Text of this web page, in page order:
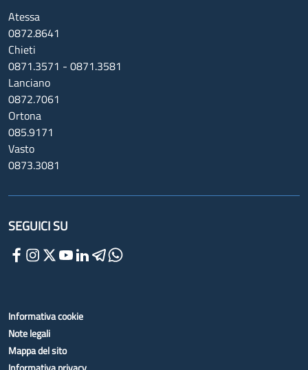
Atessa
0872.8641
Chieti
0871.3571 - 0871.3581
Lanciano
0872.7061
Ortona
085.9171
Vasto
0873.3081
SEGUICI SU
Informativa cookie
Note legali
Mappa del sito